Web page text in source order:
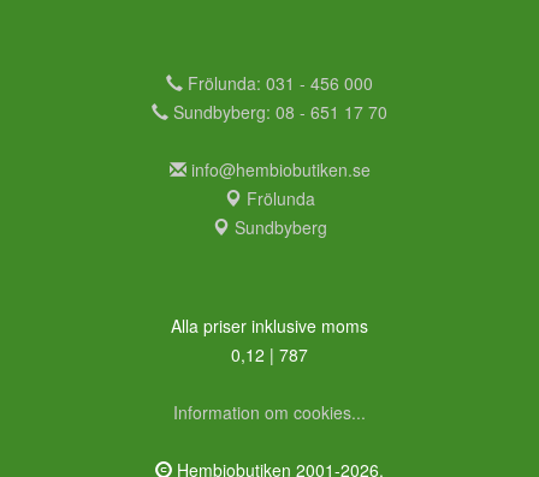
Frölunda: 031 - 456 000
Sundbyberg: 08 - 651 17 70
info@hembiobutiken.se
Frölunda
Sundbyberg
Alla priser inklusive moms
0,12 | 787
Information om cookies...
Hembiobutiken 2001-2026.